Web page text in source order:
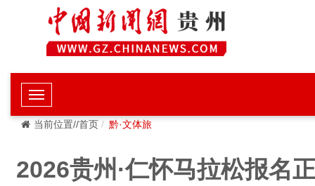
当前位置//首页 黔·文体旅
2026贵州·仁怀马拉松报名